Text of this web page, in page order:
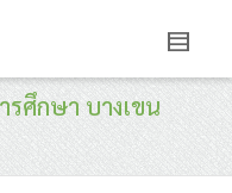
รศึกษา บางเขน